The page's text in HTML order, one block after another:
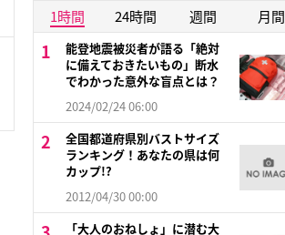
1時間 24時間 週間 月間
能登地震被災者が語る「絶対
に備えておきたいもの」断水
でわかった意外な盲点とは？
2024/02/24 06:00
全国都道府県別バストサイズ
ランキング！あなたの県は何
カップ!?
2012/04/30 00:00
「大人のおねしょ」に潜む大